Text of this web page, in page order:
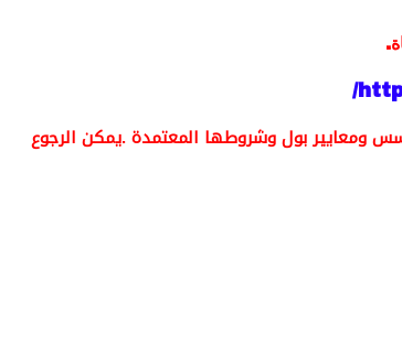
ومعايير بول وشروطها المعتمدة .يمكن الرجوع